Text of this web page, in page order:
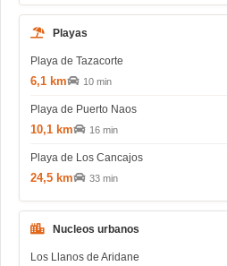
Playas
Playa de Tazacorte
6,1 km 10 min
Playa de Puerto Naos
10,1 km 16 min
Playa de Los Cancajos
24,5 km 33 min
Nucleos urbanos
Los Llanos de Aridane